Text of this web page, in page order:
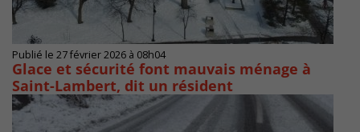
Publié le 27 février 2026 à 08h04
Glace et sécurité font mauvais ménage à
Saint-Lambert, dit un résident